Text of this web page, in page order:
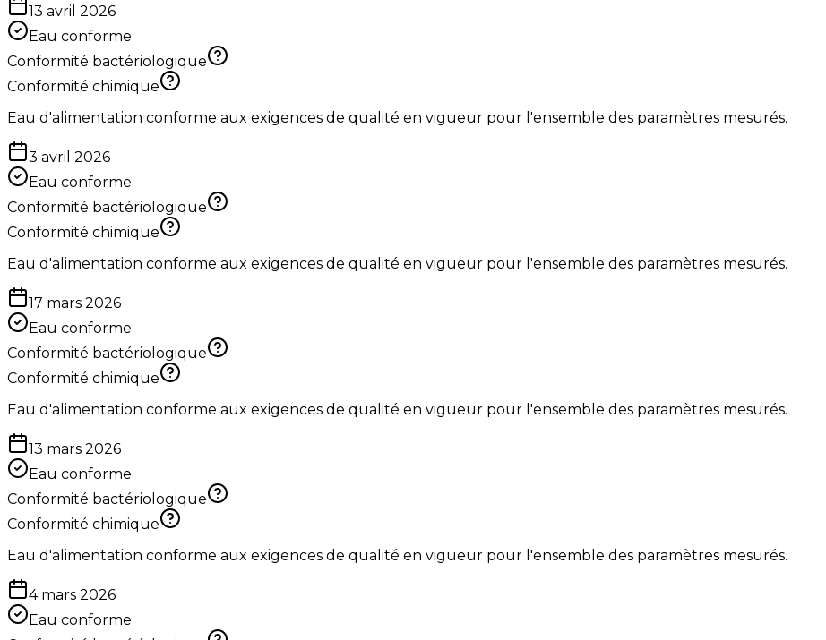
13 avril 2026
Eau conforme
Conformité bactériologique
Conformité chimique
Eau d'alimentation conforme aux exigences de qualité en vigueur pour l'ensemble des paramètres mesurés.
3 avril 2026
Eau conforme
Conformité bactériologique
Conformité chimique
Eau d'alimentation conforme aux exigences de qualité en vigueur pour l'ensemble des paramètres mesurés.
17 mars 2026
Eau conforme
Conformité bactériologique
Conformité chimique
Eau d'alimentation conforme aux exigences de qualité en vigueur pour l'ensemble des paramètres mesurés.
13 mars 2026
Eau conforme
Conformité bactériologique
Conformité chimique
Eau d'alimentation conforme aux exigences de qualité en vigueur pour l'ensemble des paramètres mesurés.
4 mars 2026
Eau conforme